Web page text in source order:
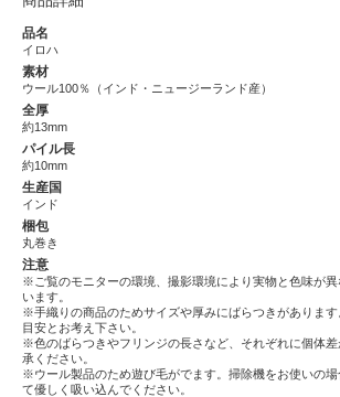
品名
イロハ
素材
ウール100％（インド・ニュージーランド産）
全厚
約13mm
パイル長
約10mm
生産国
インド
梱包
丸巻き
注意
※ご覧のモニターの環境、撮影環境により実物と色味が
います。
※手織りの商品のためサイズや厚みにばらつきがありま
目安とお考え下さい。
※色のばらつきやフリンジの長さなど、それぞれに個体
承ください。
※ウール製品のため遊び毛がでます。掃除機をお使いの場
て優しく吸い込んでください。